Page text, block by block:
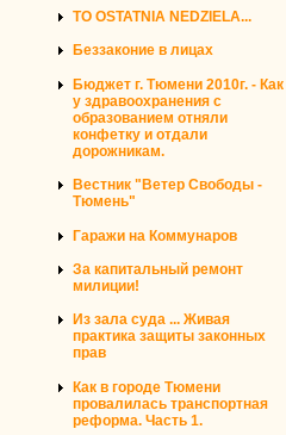
TO OSTATNIA NEDZIELA...
Беззаконие в лицах
Бюджет г. Тюмени 2010г. - Как
у здравоохранения с
образованием отняли
конфетку и отдали
дорожникам.
Вестник "Ветер Свободы -
Тюмень"
Гаражи на Коммунаров
За капитальный ремонт
милиции!
Из зала суда ... Живая
практика защиты законных
прав
Как в городе Тюмени
провалилась транспортная
реформа. Часть 1.